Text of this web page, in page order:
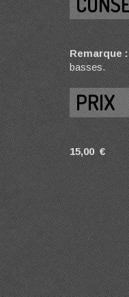
Remarque :
basses.
PRIX
15,00 €